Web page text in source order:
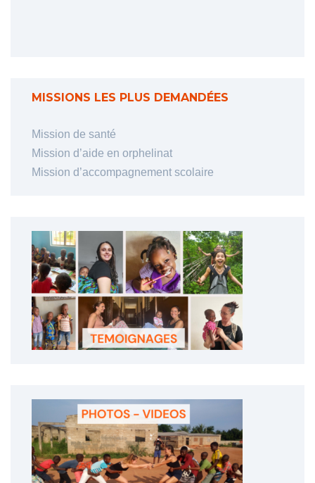
MISSIONS LES PLUS DEMANDÉES
Mission de santé
Mission d’aide en orphelinat
Mission d’accompagnement scolaire